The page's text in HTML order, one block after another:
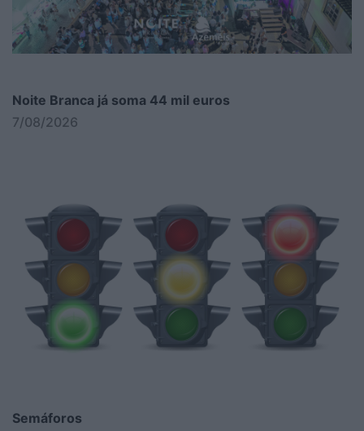
Noite Branca já soma 44 mil euros
7/08/2026
Semáforos